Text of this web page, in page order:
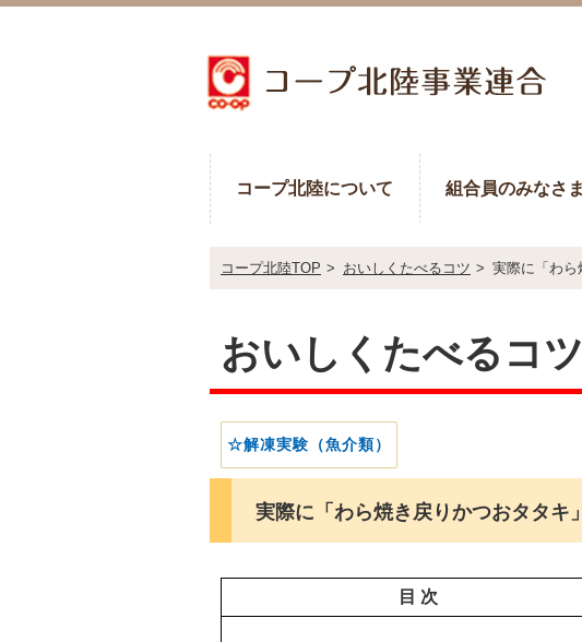
コープ北陸について 組合員のみなさ
コープ北陸TOP > おいしくたべるコツ > 実際に「わら
おいしくたべるコツ
☆解凍実験（魚介類）
実際に「わら焼き戻りかつおタタキ
目 次